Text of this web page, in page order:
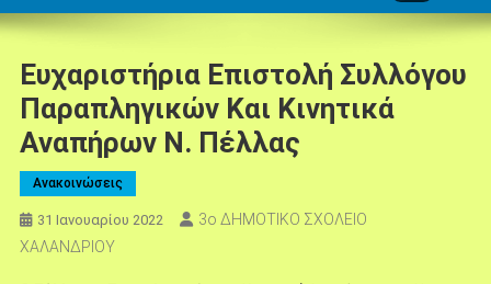
Ευχαριστήρια Επιστολή Συλλόγου
Παραπληγικών Και Κινητικά
Αναπήρων Ν. Πέλλας
Ανακοινώσεις
31 Ιανουαρίου 2022
3ο ΔΗΜΟΤΙΚΟ ΣΧΟΛΕΙΟ
ΧΑΛΑΝΔΡΙΟΥ